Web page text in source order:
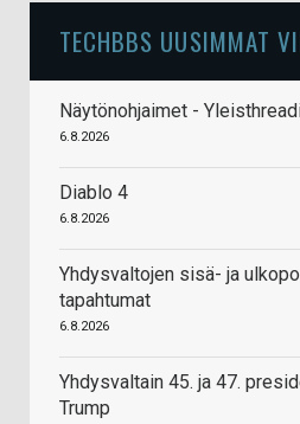
TECHBBS UUSIMMAT
Näytönohjaimet -
6.8.2026
Diablo 4
6.8.2026
Yhdysvaltojen sisä- ja
tapahtumat
6.8.2026
Yhdysvaltain 45. ja 47.
Trump